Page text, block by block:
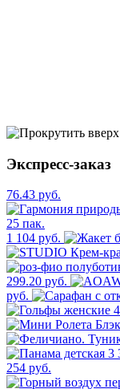
Экспресс-заказ
76.43 руб.
1 104 руб.
299.20 руб.
руб.
3
254 руб.